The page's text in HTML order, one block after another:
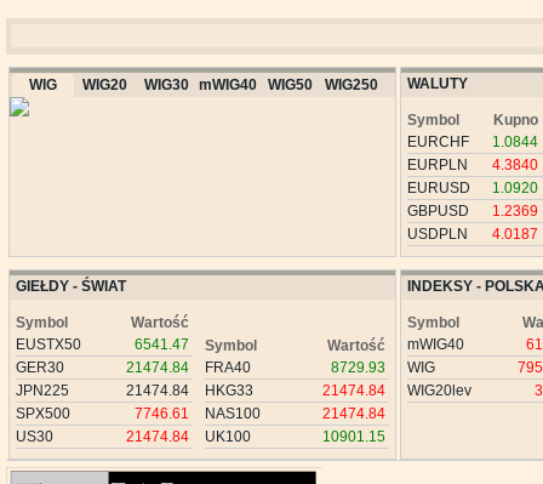
WIG WIG20 WIG30 mWIG40 WIG50 WIG250 WALUTY
Symbol
Kupno
EURCHF
1.0844
EURPLN
4.3840
EURUSD
1.0920
GBPUSD
1.2369
USDPLN
4.0187
GIEŁDY - ŚWIAT
Symbol
Wartość
EUSTX50
6541.47
GER30
21474.84
JPN225
21474.84
SPX500
7746.61
US30
21474.84
Symbol
Wartość
FRA40
8729.93
HKG33
21474.84
NAS100
21474.84
UK100
10901.15
INDEKSY -
Symbol
mWIG40
WIG
WIG20lev